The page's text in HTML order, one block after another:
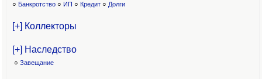
○ Банкротство ○ ИП ○ Кредит ○ Долги
[+] Коллекторы
[+] Наследство
○ Завещание